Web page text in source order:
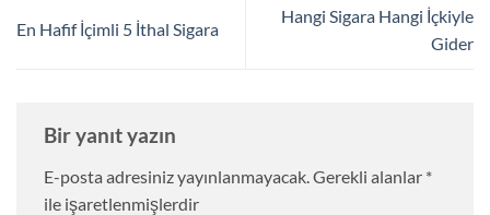
En Hafif İçimli 5 İthal Sigara
Hangi Sigara Hangi İçkiyle
Gider
Bir yanıt yazın
E-posta adresiniz yayınlanmayacak. Gerekli alanlar *
ile işaretlenmişlerdir